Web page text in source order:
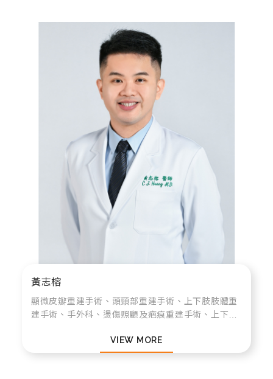
黃志榕
顯微皮瓣重建手術、頭頸部重建手術、上下肢肢體重
建手術、手外科、燙傷照顧及疤痕重建手術、上下眼
性腫瘤切除重建手術、鼻整形重建手術、狐臭、...
VIEW MORE